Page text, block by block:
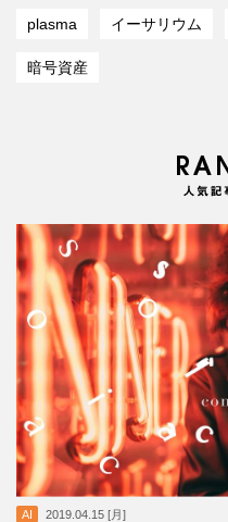
plasma イーサリウム
暗号資産
AI 2019.04.15 [月]